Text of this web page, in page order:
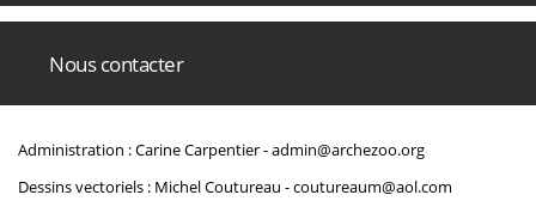
Nous contacter
Administration : Carine Carpentier -admin@archezoo.org
Dessins vectoriels : Michel Coutureau -coutureaum@aol.com